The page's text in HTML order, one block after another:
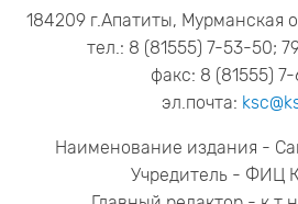
184209 г.Апатиты, Мурманская
тел.: 8 (81555) 7-53-50;
факс: 8 (81555)
эл.почта:
Наименование издания -
Учредитель - ФИЦ